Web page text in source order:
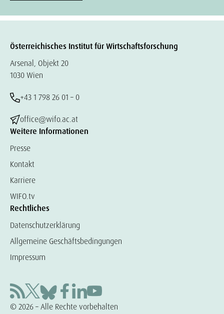
Österreichisches Institut für Wirtschaftsforschung
Arsenal, Objekt 20
1030 Wien
+43 1 798 26 01 – 0
office@wifo.ac.at
Weitere Informationen
Presse
Kontakt
Karriere
WIFO.tv
Rechtliches
Datenschutzerklärung
Allgemeine Geschäftsbedingungen
Impressum
© 2026 – Alle Rechte vorbehalten